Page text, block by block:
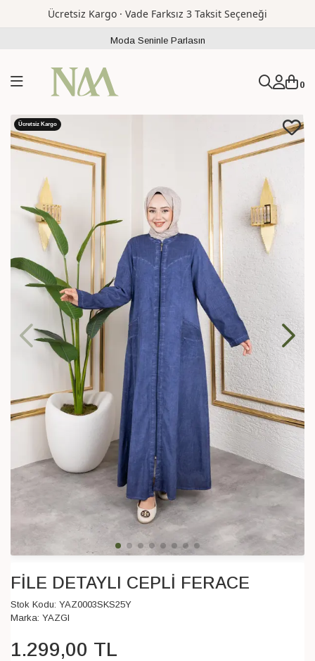
Ücretsiz Kargo · Vade Farksız 3 Taksit Seçeneği
Moda Seninle Parlasın
0
Ücretsiz Kargo
FİLE DETAYLI CEPLİ FERACE
Stok Kodu: YAZ0003SKS25Y
Marka: YAZGI
1.299,00 TL